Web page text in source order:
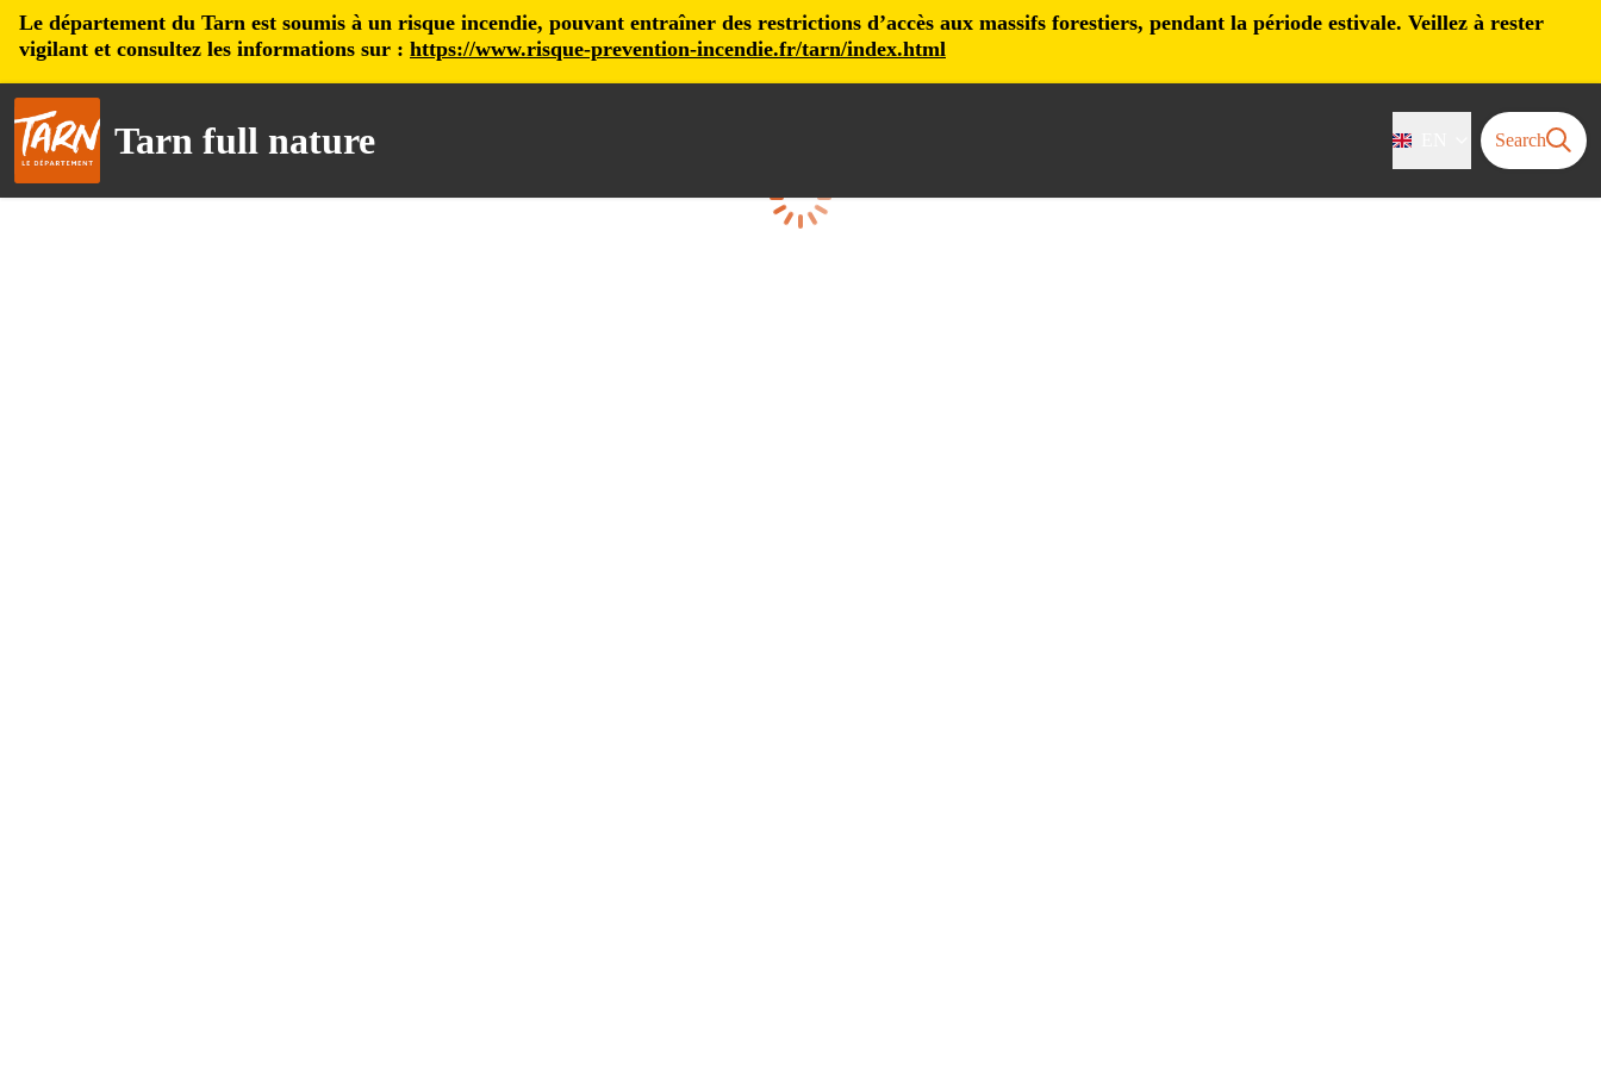
Le département du Tarn est soumis à un risque incendie, pouvant entraîner des restrictions d’accès aux massifs forestiers, pendant la période estivale. Veillez à rester
vigilant et consultez les informations sur : https://www.risque-prevention-incendie.fr/tarn/index.html
Tarn full nature Search
Loading